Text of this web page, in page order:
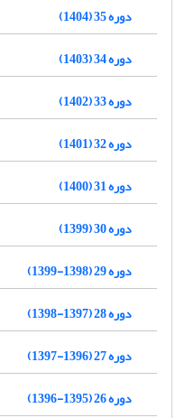
دوره 35 (1404)
دوره 34 (1403)
دوره 33 (1402)
دوره 32 (1401)
دوره 31 (1400)
دوره 30 (1399)
دوره 29 (1398-1399)
دوره 28 (1397-1398)
دوره 27 (1396-1397)
دوره 26 (1395-1396)